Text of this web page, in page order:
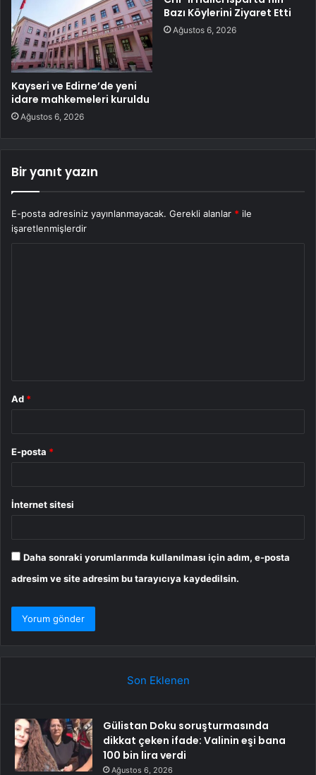
Kayseri ve Edirne’de yeni
idare mahkemeleri kuruldu
Ağustos 6, 2026
Bazı Köylerini Ziyaret Etti
Ağustos 6, 2026
Bir yanıt yazın
E-posta adresiniz yayınlanmayacak. Gerekli alanlar * ile
işaretlenmişlerdir
Ad *
E-posta *
İnternet sitesi
Daha sonraki yorumlarımda kullanılması için adım, e-posta
adresim ve site adresim bu tarayıcıya kaydedilsin.
Son Eklenen
Gülistan Doku soruşturmasında
dikkat çeken ifade: Valinin eşi bana
100 bin lira verdi
Ağustos 6, 2026